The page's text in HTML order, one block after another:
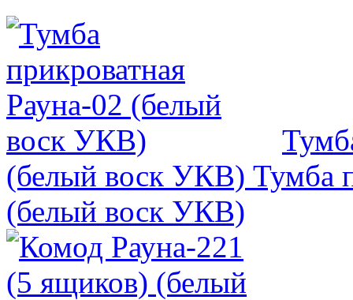
(белый воск УКВ) Тумба
(белый воск УКВ)